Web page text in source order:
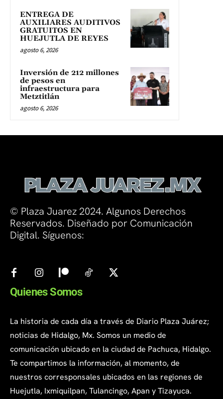
ENTREGA DE
AUXILIARES AUDITIVOS
GRATUITOS EN
HUEJUTLA DE REYES
agosto 6, 2026
Inversión de 212 millones
de pesos en
infraestructura para
Metztitlán
agosto 6, 2026
© Plaza Juarez 2024. Algunos Derechos
Reservados. Diseñado por Comunicación
Digital. Síguenos:
Quienes Somos
La historia de cada día a través de Diario Plaza Juárez;
noticias de Hidalgo, Mx. Somos un medio de
comunicación ubicado en la ciudad de Pachuca, Hidalgo.
Te compartimos la información, al momento, de
nuestros corresponsales ubicados en las regiones de
Huejutla, Ixmiquilpan, Tulancingo, Apan y Tizayuca.